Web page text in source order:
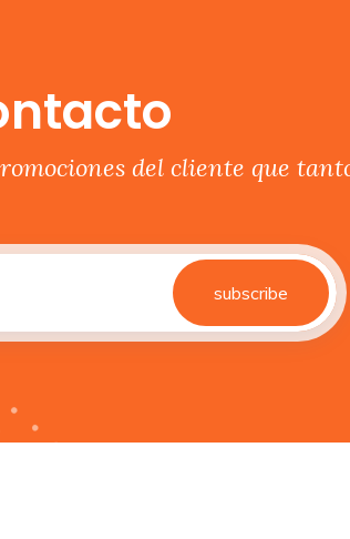
del cliente que
subscribe